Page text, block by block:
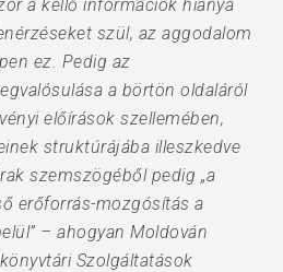
a kellő információk hiánya
szül, az aggodalom
ez. Pedig az
a börtön oldaláról
előírások szellemében,
struktúrájába illeszkedve
szemszögéből pedig „a
erőforrás-mozgósítás a
– ahogyan Moldován
Szolgáltatások